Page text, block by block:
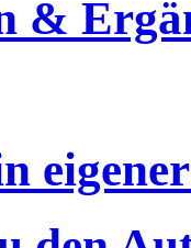
&